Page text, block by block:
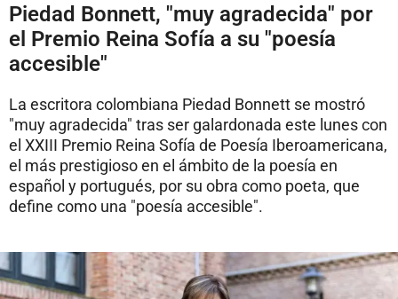
Piedad Bonnett, "muy agradecida" por
el Premio Reina Sofía a su "poesía
accesible"
La escritora colombiana Piedad Bonnett se mostró
"muy agradecida" tras ser galardonada este lunes con
el XXIII Premio Reina Sofía de Poesía Iberoamericana,
el más prestigioso en el ámbito de la poesía en
español y portugués, por su obra como poeta, que
define como una "poesía accesible".